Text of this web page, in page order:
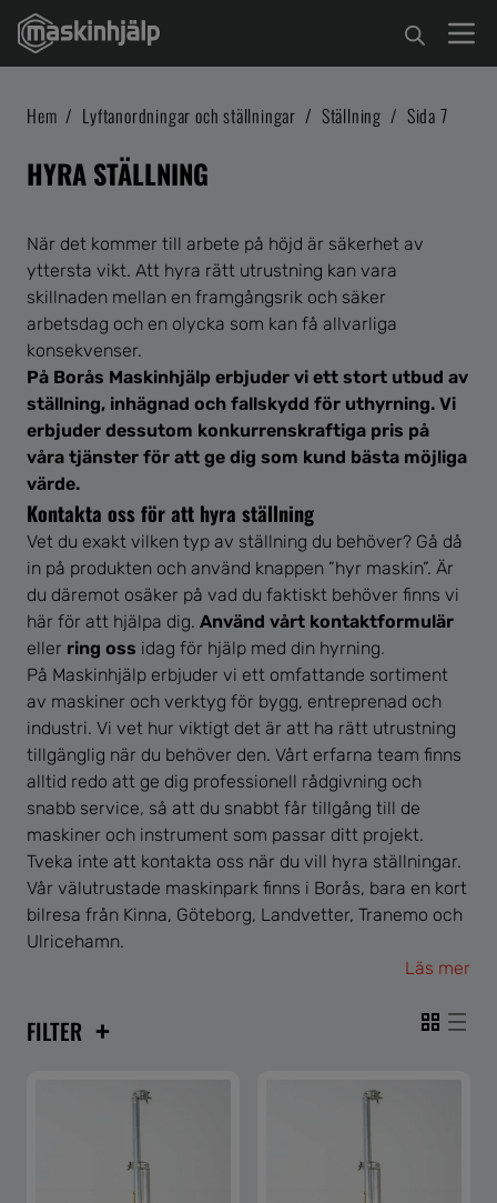
Hem / Lyftanordningar och ställningar / Ställning / Sida 7
HYRA STÄLLNING
När det kommer till arbete på höjd är säkerhet av
yttersta vikt. Att hyra rätt utrustning kan vara
skillnaden mellan en framgångsrik och säker
arbetsdag och en olycka som kan få allvarliga
konsekvenser.
På Borås Maskinhjälp erbjuder vi ett stort utbud av
ställning, inhägnad och fallskydd för uthyrning. Vi
erbjuder dessutom konkurrenskraftiga pris på
våra tjänster för att ge dig som kund bästa möjliga
värde.
Kontakta oss för att hyra ställning
Vet du exakt vilken typ av ställning du behöver? Gå då
in på produkten och använd knappen ”hyr maskin”. Är
du däremot osäker på vad du faktiskt behöver finns vi
här för att hjälpa dig. Använd vårt kontaktformulär
eller ring oss idag för hjälp med din hyrning.
På Maskinhjälp erbjuder vi ett omfattande sortiment
av maskiner och verktyg för bygg, entreprenad och
industri. Vi vet hur viktigt det är att ha rätt utrustning
tillgänglig när du behöver den. Vårt erfarna team finns
alltid redo att ge dig professionell rådgivning och
snabb service, så att du snabbt får tillgång till de
maskiner och instrument som passar ditt projekt.
Tveka inte att kontakta oss när du vill hyra ställningar.
Vår välutrustade maskinpark finns i Borås, bara en kort
bilresa från Kinna, Göteborg, Landvetter, Tranemo och
Ulricehamn.
Läs mer
FILTER +